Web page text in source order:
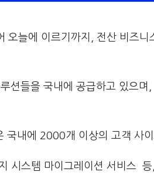
늘에 이르기까지, 전산 비즈니
션들을 국내에 공급하고 있으
내에 2000개 이상의 고객 사
시스템 마이그레이션 서비스